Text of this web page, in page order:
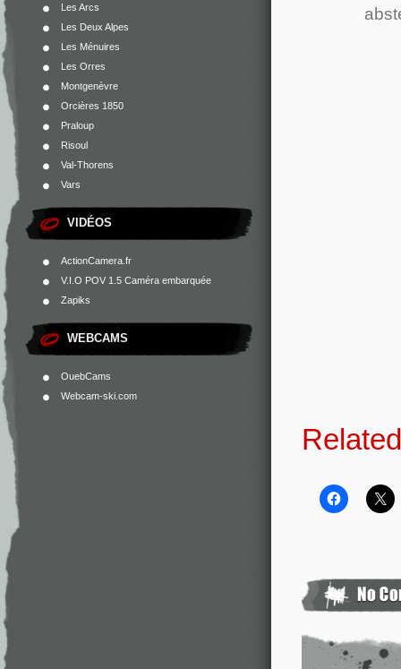
Les Arcs
Les Deux Alpes
Les Ménuires
Les Orres
Montgenèvre
Orcières 1850
Praloup
Risoul
Val-Thorens
Vars
VIDÉOS
ActionCamera.fr
V.I.O POV 1.5 Caméra embarquée
Zapiks
WEBCAMS
OuebCams
Webcam-ski.com